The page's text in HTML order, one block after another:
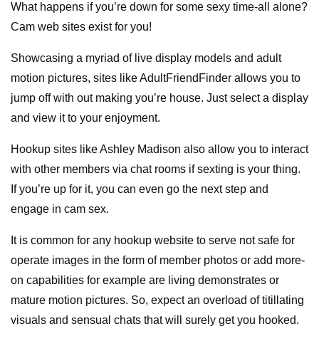
What happens if you’re down for some sexy time-all alone?
Cam web sites exist for you!
Showcasing a myriad of live display models and adult
motion pictures, sites like AdultFriendFinder allows you to
jump off with out making you’re house. Just select a display
and view it to your enjoyment.
Hookup sites like Ashley Madison also allow you to interact
with other members via chat rooms if sexting is your thing.
If you’re up for it, you can even go the next step and
engage in cam sex.
It is common for any hookup website to serve not safe for
operate images in the form of member photos or add more-
on capabilities for example are living demonstrates or
mature motion pictures. So, expect an overload of titillating
visuals and sensual chats that will surely get you hooked.